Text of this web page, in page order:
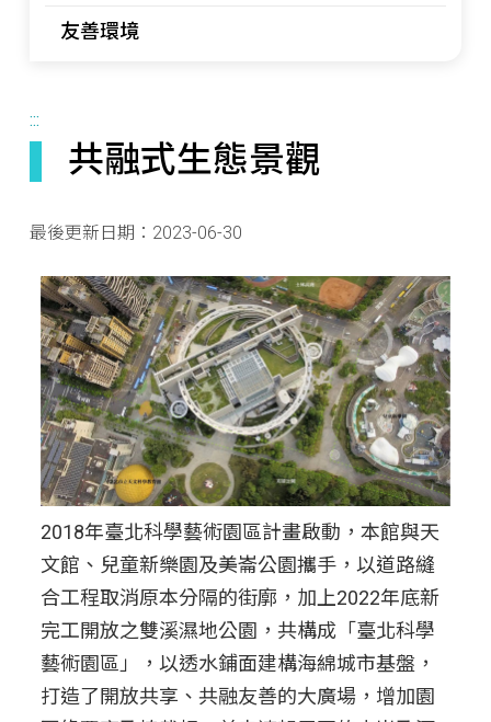
友善環境
:::
共融式生態景觀
最後更新日期： 2023-06-30
2018年臺北科學藝術園區計畫啟動，本館與天
文館、兒童新樂園及美崙公園攜手，以道路縫
合工程取消原本分隔的街廓，加上2022年底新
完工開放之雙溪濕地公園，共構成「臺北科學
藝術園區」，以透水鋪面建構海綿城市基盤，
打造了開放共享、共融友善的大廣場，增加園